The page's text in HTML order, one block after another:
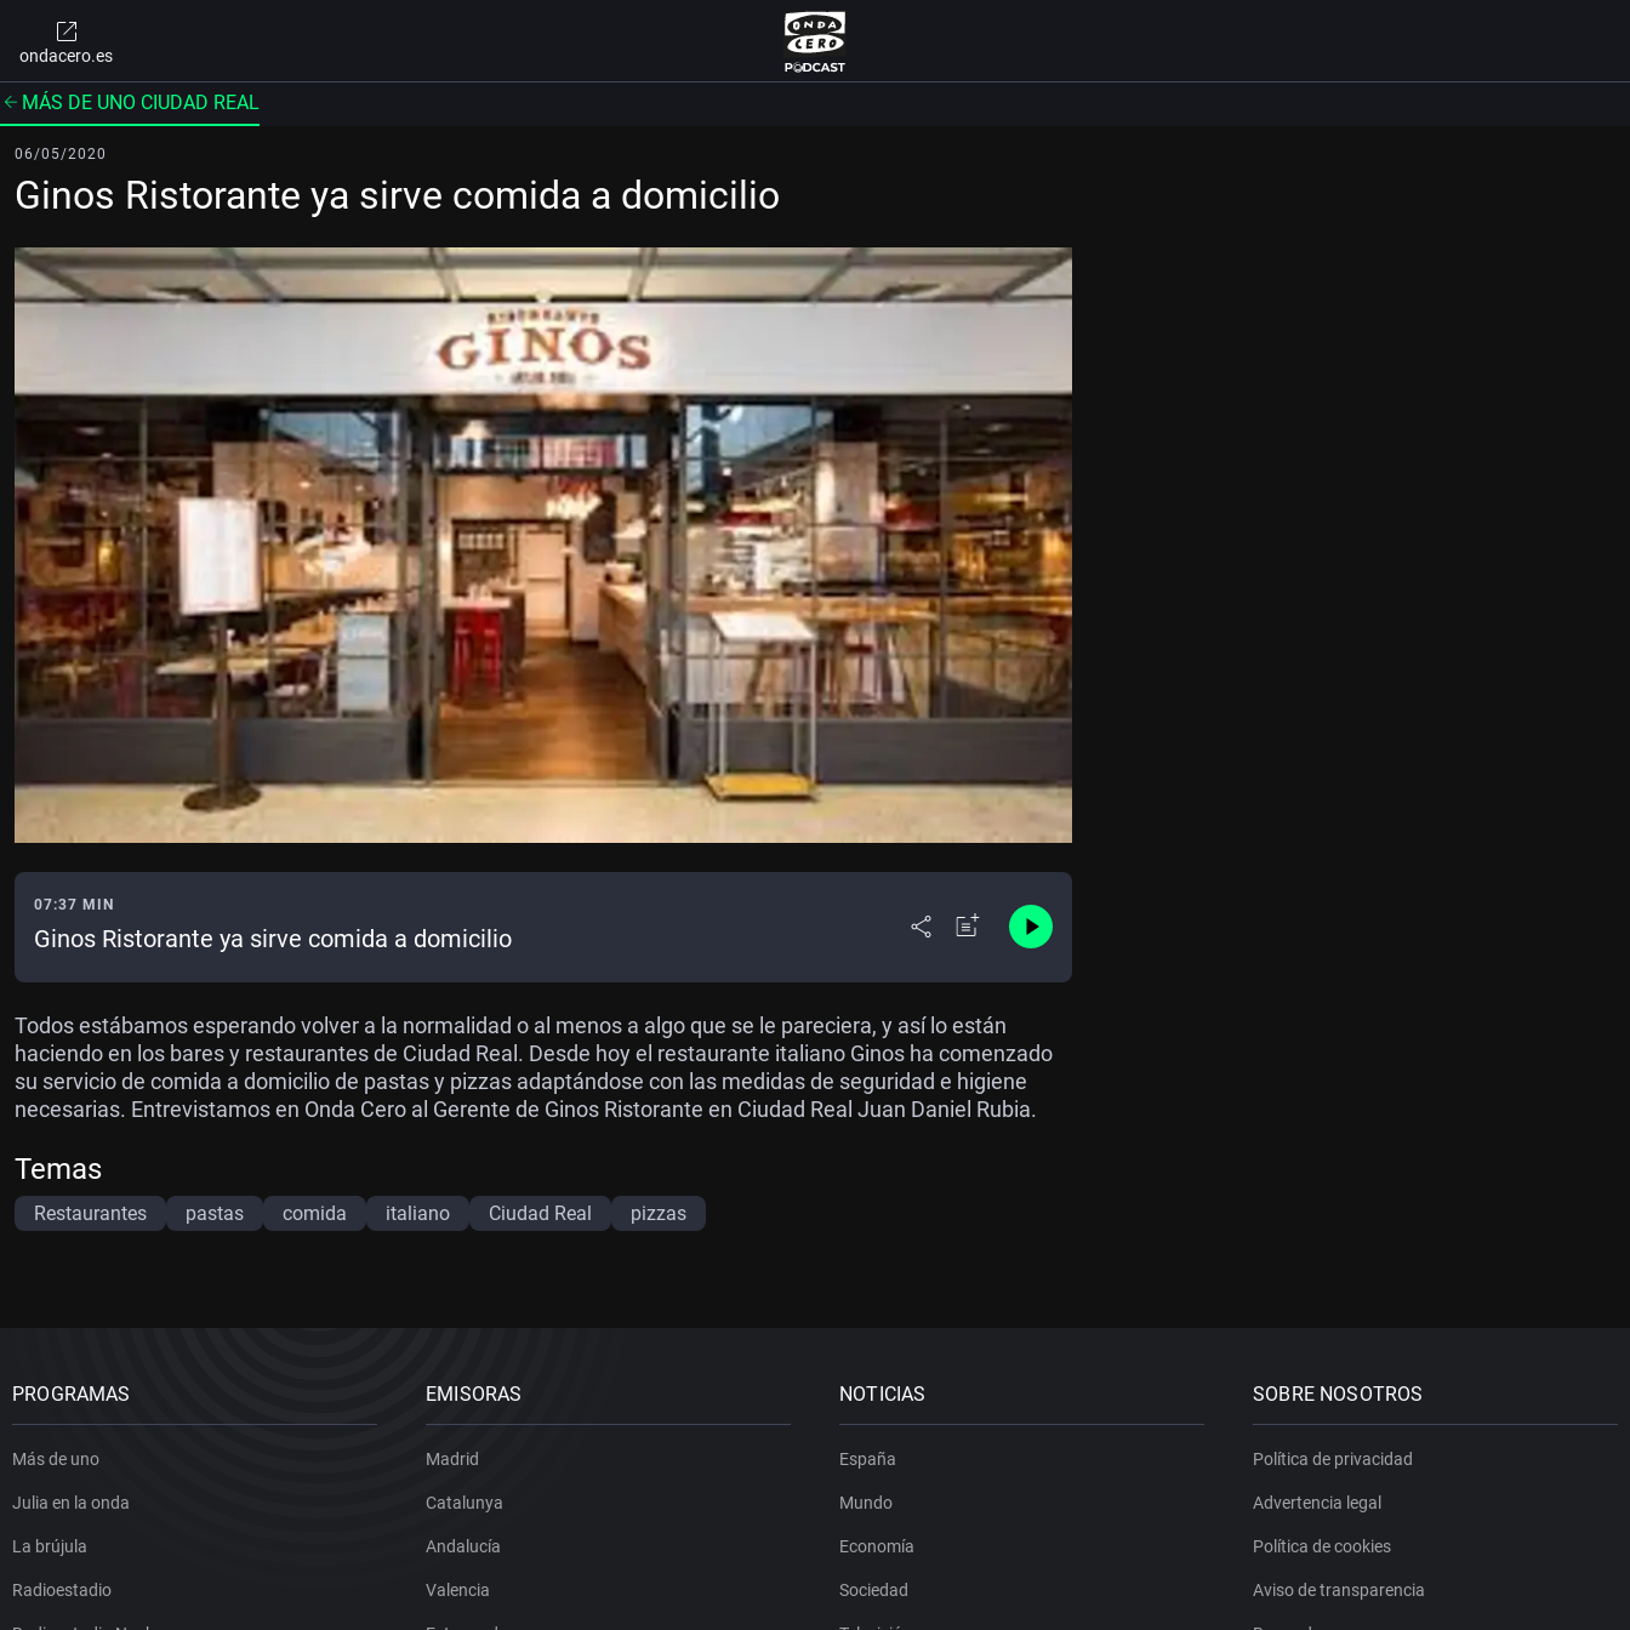
ondacero.es
MÁS DE UNO CIUDAD REAL
06/05/2020
Ginos Ristorante ya sirve comida a domicilio
07:37 MIN
Ginos Ristorante ya sirve comida a domicilio
Todos estábamos esperando volver a la normalidad o al menos a algo que se le pareciera, y así lo están
haciendo en los bares y restaurantes de Ciudad Real. Desde hoy el restaurante italiano Ginos ha comenzado
su servicio de comida a domicilio de pastas y pizzas adaptándose con las medidas de seguridad e higiene
necesarias. Entrevistamos en Onda Cero al Gerente de Ginos Ristorante en Ciudad Real Juan Daniel Rubia.
Temas
Restaurantes pastas comida italiano Ciudad Real pizzas
PROGRAMAS
Más de uno
Julia en la onda
La brújula
Radioestadio
EMISORAS
Madrid
Catalunya
Andalucía
Valencia
NOTICIAS
España
Mundo
Economía
Sociedad
SOBRE NOSOTROS
Política de privacidad
Advertencia legal
Política de cookies
Aviso de transparencia